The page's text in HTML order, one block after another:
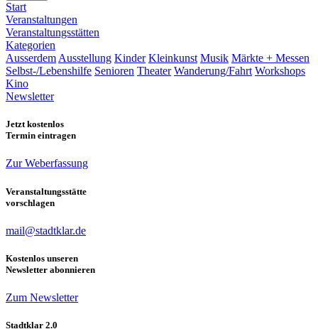
Start
Veranstaltungen
Veranstaltungsstätten
Kategorien
Ausserdem Ausstellung Kinder Kleinkunst Musik Märkte + Messen
Selbst-/Lebenshilfe Senioren Theater Wanderung/Fahrt Workshops
Kino
Newsletter
Jetzt kostenlos
Termin eintragen
Zur Weberfassung
Veranstaltungsstätte
vorschlagen
mail@stadtklar.de
Kostenlos unseren
Newsletter abonnieren
Zum Newsletter
Stadtklar 2.0